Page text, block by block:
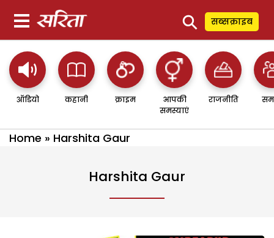
⚲ सब्सक्राइब
ऑडियो कहानी क्राइम
आपकी
समस्याएं
राजनीति
Home » Harshita Gaur
Harshita Gaur